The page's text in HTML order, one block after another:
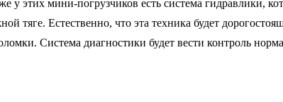
этих мини-погрузчиков есть система гидравлики,
тяге. Естественно, что эта техника будет
Система диагностики будет вести контроль